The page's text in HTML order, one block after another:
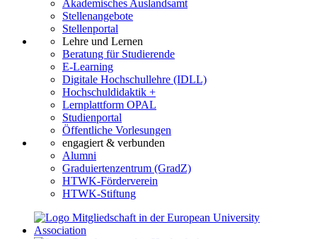
Akademisches Auslandsamt
Stellenangebote
Stellenportal
Lehre und Lernen
Beratung für Studierende
E-Learning
Digitale Hochschullehre (IDLL)
Hochschuldidaktik +
Lernplattform OPAL
Studienportal
Öffentliche Vorlesungen
engagiert & verbunden
Alumni
Graduiertenzentrum (GradZ)
HTWK-Förderverein
HTWK-Stiftung